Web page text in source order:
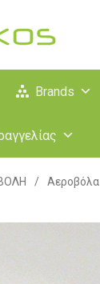
Brands
/ Αεροβόλα